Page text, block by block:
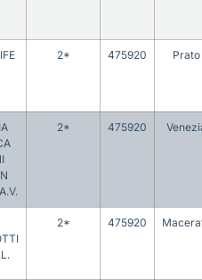
2* 475920 Prato
2* 475920
2* 475920